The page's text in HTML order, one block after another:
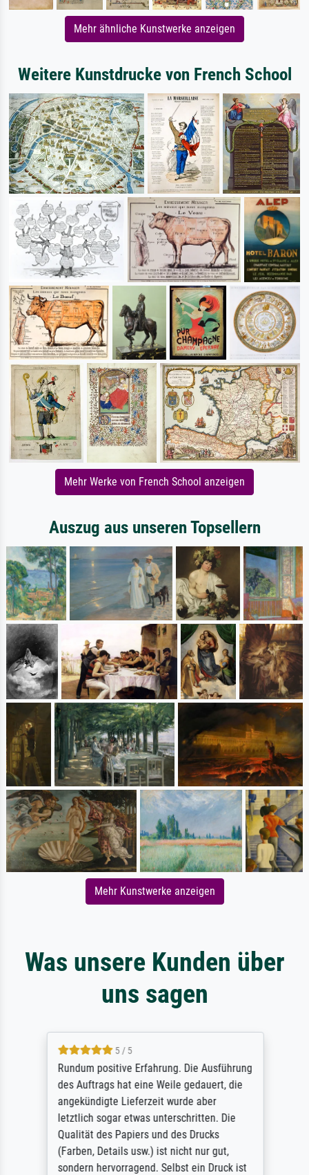
Mehr ähnliche Kunstwerke anzeigen
Weitere Kunstdrucke von French School
Mehr Werke von French School anzeigen
Auszug aus unseren Topsellern
Mehr Kunstwerke anzeigen
Was unsere Kunden über
uns sagen
5 / 5
Rundum positive Erfahrung. Die Ausführung
des Auftrags hat eine Weile gedauert, die
angekündigte Lieferzeit wurde aber
letztlich sogar etwas unterschritten. Die
Qualität des Papiers und des Drucks
(Farben, Details usw.) ist nicht nur gut,
sondern hervorragend. Selbst ein Druck ist